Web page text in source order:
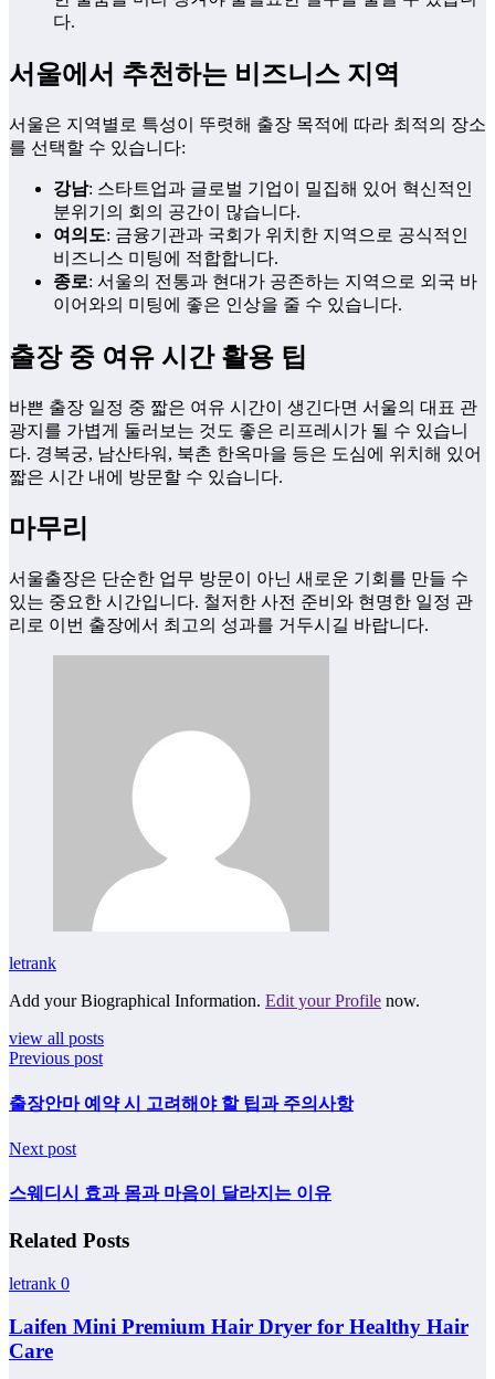
다.
서울에서 추천하는 비즈니스 지역
서울은 지역별로 특성이 뚜렷해 출장 목적에 따라 최적의 장소
를 선택할 수 있습니다:
강남: 스타트업과 글로벌 기업이 밀집해 있어 혁신적인
분위기의 회의 공간이 많습니다.
여의도: 금융기관과 국회가 위치한 지역으로 공식적인
비즈니스 미팅에 적합합니다.
종로: 서울의 전통과 현대가 공존하는 지역으로 외국 바
이어와의 미팅에 좋은 인상을 줄 수 있습니다.
출장 중 여유 시간 활용 팁
바쁜 출장 일정 중 짧은 여유 시간이 생긴다면 서울의 대표 관
광지를 가볍게 둘러보는 것도 좋은 리프레시가 될 수 있습니
다. 경복궁, 남산타워, 북촌 한옥마을 등은 도심에 위치해 있어
짧은 시간 내에 방문할 수 있습니다.
마무리
서울출장은 단순한 업무 방문이 아닌 새로운 기회를 만들 수
있는 중요한 시간입니다. 철저한 사전 준비와 현명한 일정 관
리로 이번 출장에서 최고의 성과를 거두시길 바랍니다.
letrank
Add your Biographical Information. Edit your Profile now.
view all posts
Previous post
출장안마 예약 시 고려해야 할 팁과 주의사항
Next post
스웨디시 효과 몸과 마음이 달라지는 이유
Related Posts
letrank 0
Laifen Mini Premium Hair Dryer for Healthy Hair
Care